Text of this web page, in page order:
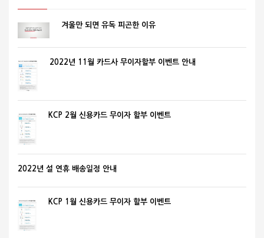
겨울만 되면 유독 피곤한 이유
2022년 11월 카드사 무이자할부 이벤트 안내
KCP 2월 신용카드 무이자 할부 이벤트
2022년 설 연휴 배송일정 안내
KCP 1월 신용카드 무이자 할부 이벤트